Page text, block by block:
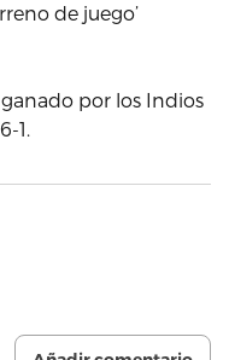
de juego’
por los Indios
1.